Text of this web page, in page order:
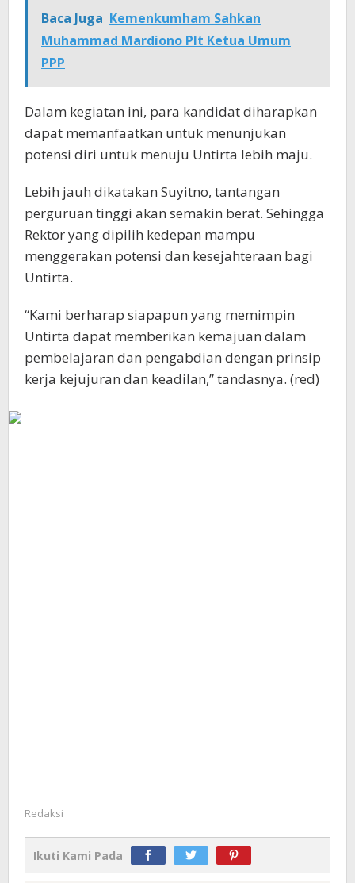
Baca Juga Kemenkumham Sahkan
Muhammad Mardiono Plt Ketua Umum
PPP
Dalam kegiatan ini, para kandidat diharapkan
dapat memanfaatkan untuk menunjukan
potensi diri untuk menuju Untirta lebih maju.
Lebih jauh dikatakan Suyitno, tantangan
perguruan tinggi akan semakin berat. Sehingga
Rektor yang dipilih kedepan mampu
menggerakan potensi dan kesejahteraan bagi
Untirta.
“Kami berharap siapapun yang memimpin
Untirta dapat memberikan kemajuan dalam
pembelajaran dan pengabdian dengan prinsip
kerja kejujuran dan keadilan,” tandasnya. (red)
Redaksi
Ikuti Kami Pada